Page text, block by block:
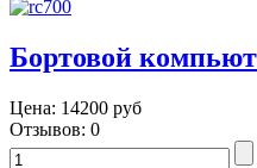
Бортовой
Цена: 14200 руб
Отзывов: 0